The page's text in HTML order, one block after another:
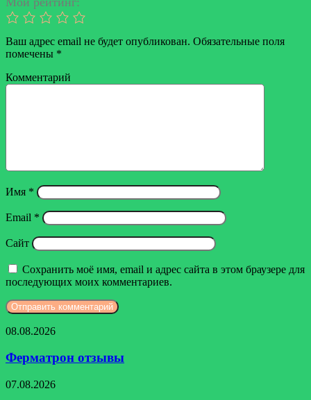
Ваш адрес email не будет опубликован. Обязательные поля
помечены *
Комментарий
Имя *
Email *
Сайт
Сохранить моё имя, email и адрес сайта в этом браузере для
последующих моих комментариев.
Ферматрон
08.08.2026
Ферматрон отзывы
Компания
07.08.2026